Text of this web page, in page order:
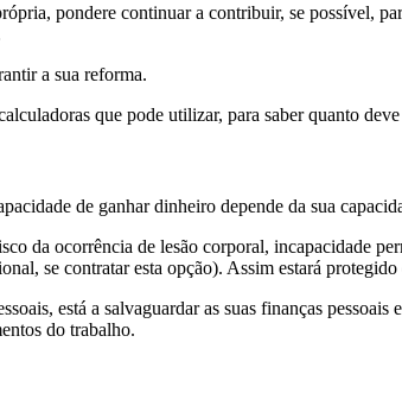
pondere continuar a contribuir, se possível,
a sua reforma.
que pode utilizar, para saber quanto
de ganhar dinheiro depende da sua
da ocorrência de lesão corporal, incapacidade
se contratar esta opção). Assim estará
está a salvaguardar as suas finanças
do trabalho.